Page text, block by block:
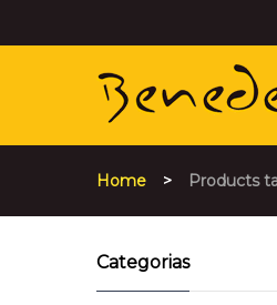
Home > Products
Categorias